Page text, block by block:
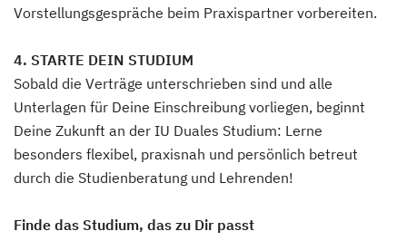
Vorstellungsgespräche beim Praxispartner vorbereiten.
4. STARTE DEIN STUDIUM
Sobald die Verträge unterschrieben sind und alle
Unterlagen für Deine Einschreibung vorliegen, beginnt
Deine Zukunft an der IU Duales Studium: Lerne
besonders flexibel, praxisnah und persönlich betreut
durch die Studienberatung und Lehrenden!
Finde das Studium, das zu Dir passt